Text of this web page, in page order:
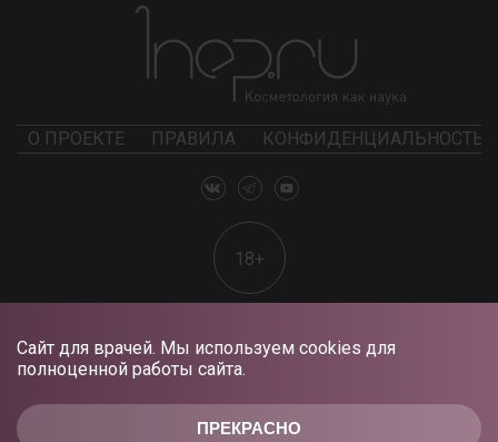
ПРЕКРАСНО
Сайт для врачей. Мы используем cookies для
полноценной работы сайта.
О ПРОЕКТЕ ПРАВИЛА КОНФИДЕНЦИАЛЬНОСТЬ
18+